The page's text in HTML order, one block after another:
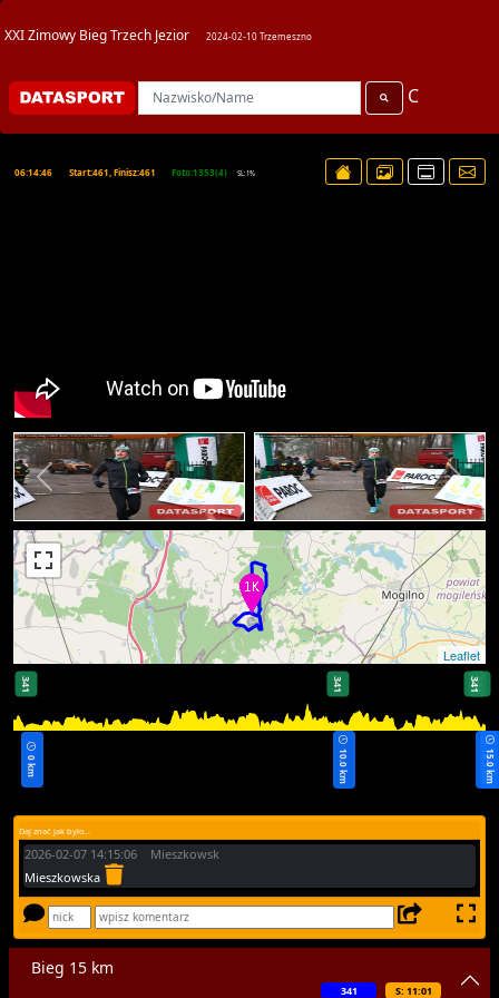
XXI Zimowy Bieg Trzech Jezior 2024-02-10 Trzemeszno
C
06:14:46 Start:461, Finisz:461 Foto:1353(4) SL:1%
Leaflet
0 km
341 341
10.0 km
341
14.5 km
341
15.0 km
Daj znać jak było...
2026-02-07 14:15:06 Mieszkowsk
Mieszkowska
Bieg 15 km
S: 11:01
341